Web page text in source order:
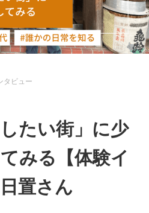
タビュー
たい街」に少
みる【体験イ
置さん